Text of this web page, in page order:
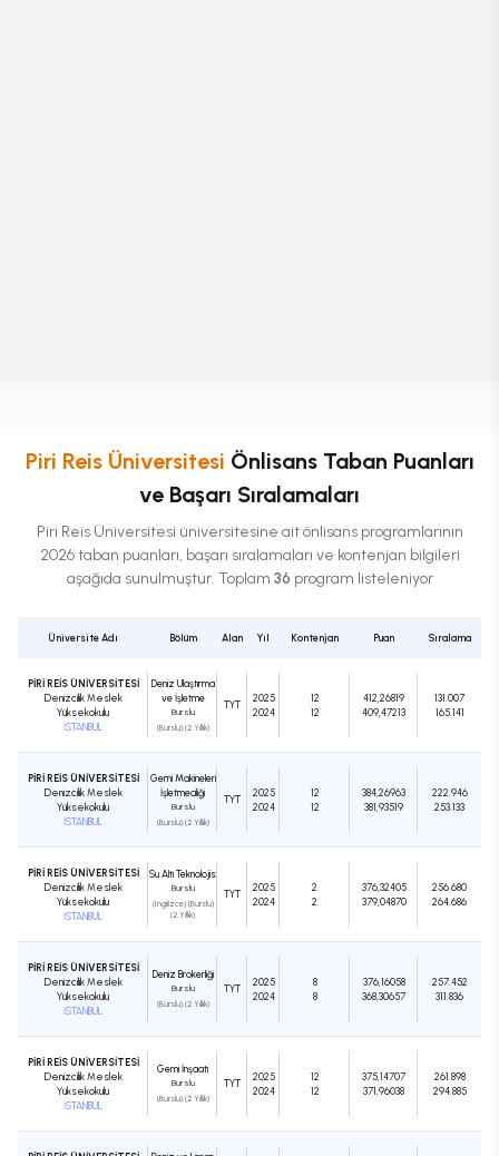
Piri Reis Üniversitesi ÖnlisansTaban Puanları
ve Başarı Sıralamaları
Piri Reis Üniversitesi üniversitesine aitönlisansprogramlarının
2026 taban puanları, başarı sıralamaları ve kontenjan bilgileri
aşağıda sunulmuştur. Toplam 36 program listeleniyor
Üniversite Adı Bölüm Alan Yıl Kontenjan Puan Sıralama
PİRİ REİS ÜNİVERSİTESİ
Denizcilik Meslek
Yüksekokulu
İSTANBUL
Deniz Ulaştırma
ve İşletme
Burslu
(Burslu) (2 Yıllık)
TYT
2025
2024
12
12
412,26819
409,47213
131.007
165.141
PİRİ REİS ÜNİVERSİTESİ
Denizcilik Meslek
Yüksekokulu
İSTANBUL
Gemi Makineleri
İşletmeciliği
Burslu
(Burslu) (2 Yıllık)
TYT
2025
2024
12
12
384,26963
381,93519
222.946
253.133
PİRİ REİS ÜNİVERSİTESİ
Denizcilik Meslek
Yüksekokulu
İSTANBUL
Su Altı Teknolojisi
Burslu
(İngilizce) (Burslu)
(2 Yıllık)
TYT
2025
2024
2
2
376,32405
379,04870
256.680
264.686
PİRİ REİS ÜNİVERSİTESİ
Denizcilik Meslek
Yüksekokulu
İSTANBUL
Deniz Brokerliği
Burslu
(Burslu) (2 Yıllık)
TYT
2025
2024
8
8
376,16058
368,30657
257.452
311.836
PİRİ REİS ÜNİVERSİTESİ
Denizcilik Meslek
Yüksekokulu
İSTANBUL
Gemi İnşaatı
Burslu
(Burslu) (2 Yıllık)
TYT
2025
2024
12
12
375,14707
371,96038
261.898
294.885